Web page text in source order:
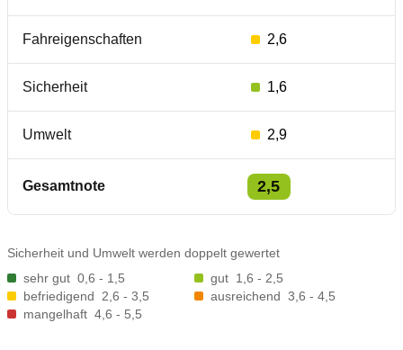
Fahreigenschaften 2,6
Sicherheit 1,6
Umwelt 2,9
Gesamtnote 2,5
Sicherheit und Umwelt werden doppelt gewertet
sehr gut 0,6 - 1,5 gut 1,6 - 2,5
befriedigend
2,6 - 3,5 ausreichend 3,6 - 4,5
mangelhaft 4,6 - 5,5